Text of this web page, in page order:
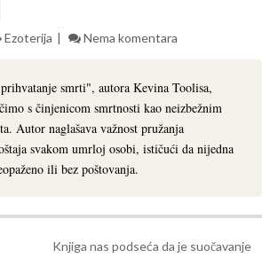
Ezoterija Nema komentara
smrti", autora Kevina Toolisa,
s činjenicom smrtnosti kao neizbežnim
Autor naglašava važnost pružanja
svakom umrloj osobi, ističući da nijedna
ili bez poštovanja.
Knjiga nas podseća da je suočavanje